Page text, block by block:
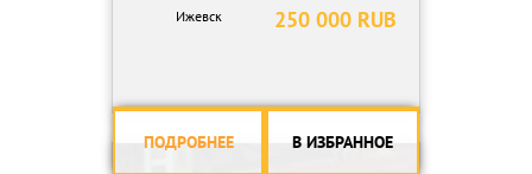
250 000 RUB
Ижевск
ПОДРОБНЕЕ В ИЗБРАННОЕ